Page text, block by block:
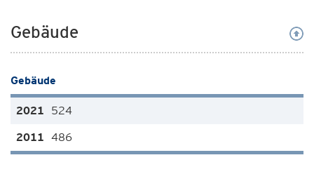
Gebäude
Gebäude
524
486